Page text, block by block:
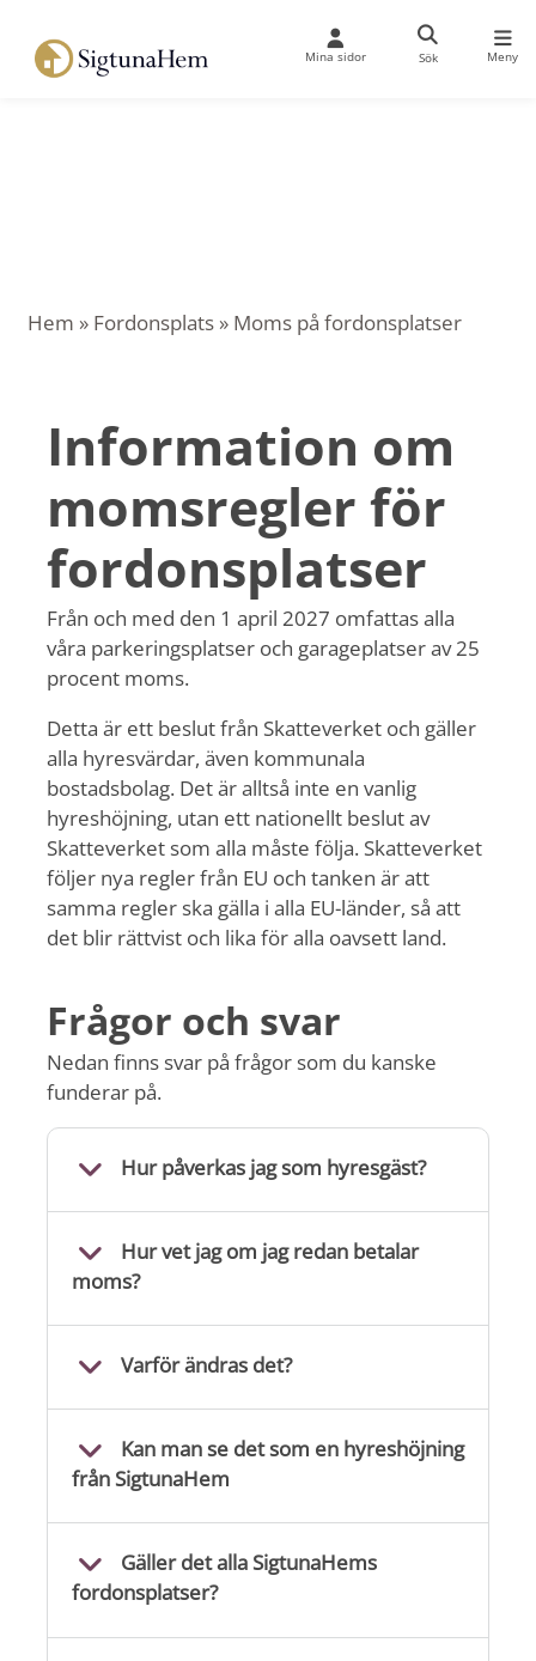
Mina sidor Sök Meny
Hem » Fordonsplats» Moms på fordonsplatser
Information om
momsregler för
fordonsplatser
Från och med den 1 april 2027 omfattas alla
våra parkeringsplatser och garageplatser av 25
procent moms.
Detta är ett beslut från Skatteverket och gäller
alla hyresvärdar, även kommunala
bostadsbolag. Det är alltså inte en vanlig
hyreshöjning, utan ett nationellt beslut av
Skatteverket som alla måste följa. Skatteverket
följer nya regler från EU och tanken är att
samma regler ska gälla i alla EU-länder, så att
det blir rättvist och lika för alla oavsett land.
Frågor och svar
Nedan finns svar på frågor som du kanske
funderar på.
Hur påverkas jag som hyresgäst?
Hur vet jag om jag redan betalar
moms?
Varför ändras det?
Kan man se det som en hyreshöjning
från SigtunaHem
Gäller det alla SigtunaHems
fordonsplatser?